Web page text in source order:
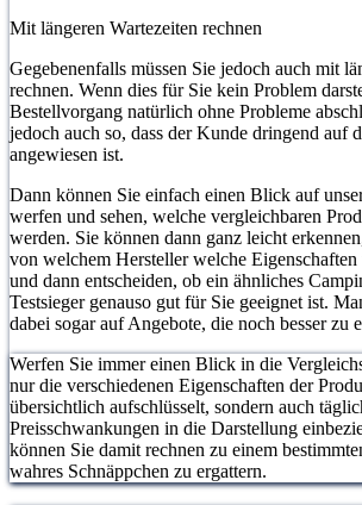
Mit längeren Wartezeiten rechnen
Gegebenenfalls müssen Sie jedoch auch mit
rechnen. Wenn dies für Sie kein Problem
Bestellvorgang natürlich ohne Probleme
jedoch auch so, dass der Kunde dringend auf
angewiesen ist.
Dann können Sie einfach einen Blick auf
werfen und sehen, welche vergleichbaren
werden. Sie können dann ganz leicht
von welchem Hersteller welche
und dann entscheiden, ob ein ähnliches
Testsieger genauso gut für Sie geeignet ist.
dabei sogar auf Angebote, die noch besser zu
Werfen Sie immer einen Blick in die
nur die verschiedenen Eigenschaften der
übersichtlich aufschlüsselt, sondern auch
Preisschwankungen in die Darstellung
können Sie damit rechnen zu einem
wahres Schnäppchen zu ergattern.